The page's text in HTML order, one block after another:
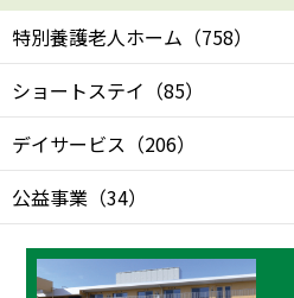
特別養護老人ホーム （758）
ショートステイ （85）
デイサービス （206）
公益事業 （34）